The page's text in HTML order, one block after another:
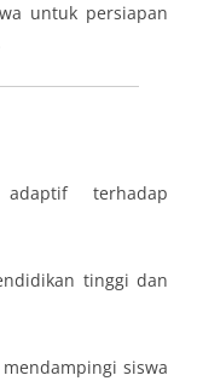
untuk persiapan
terhadap
tinggi dan
siswa